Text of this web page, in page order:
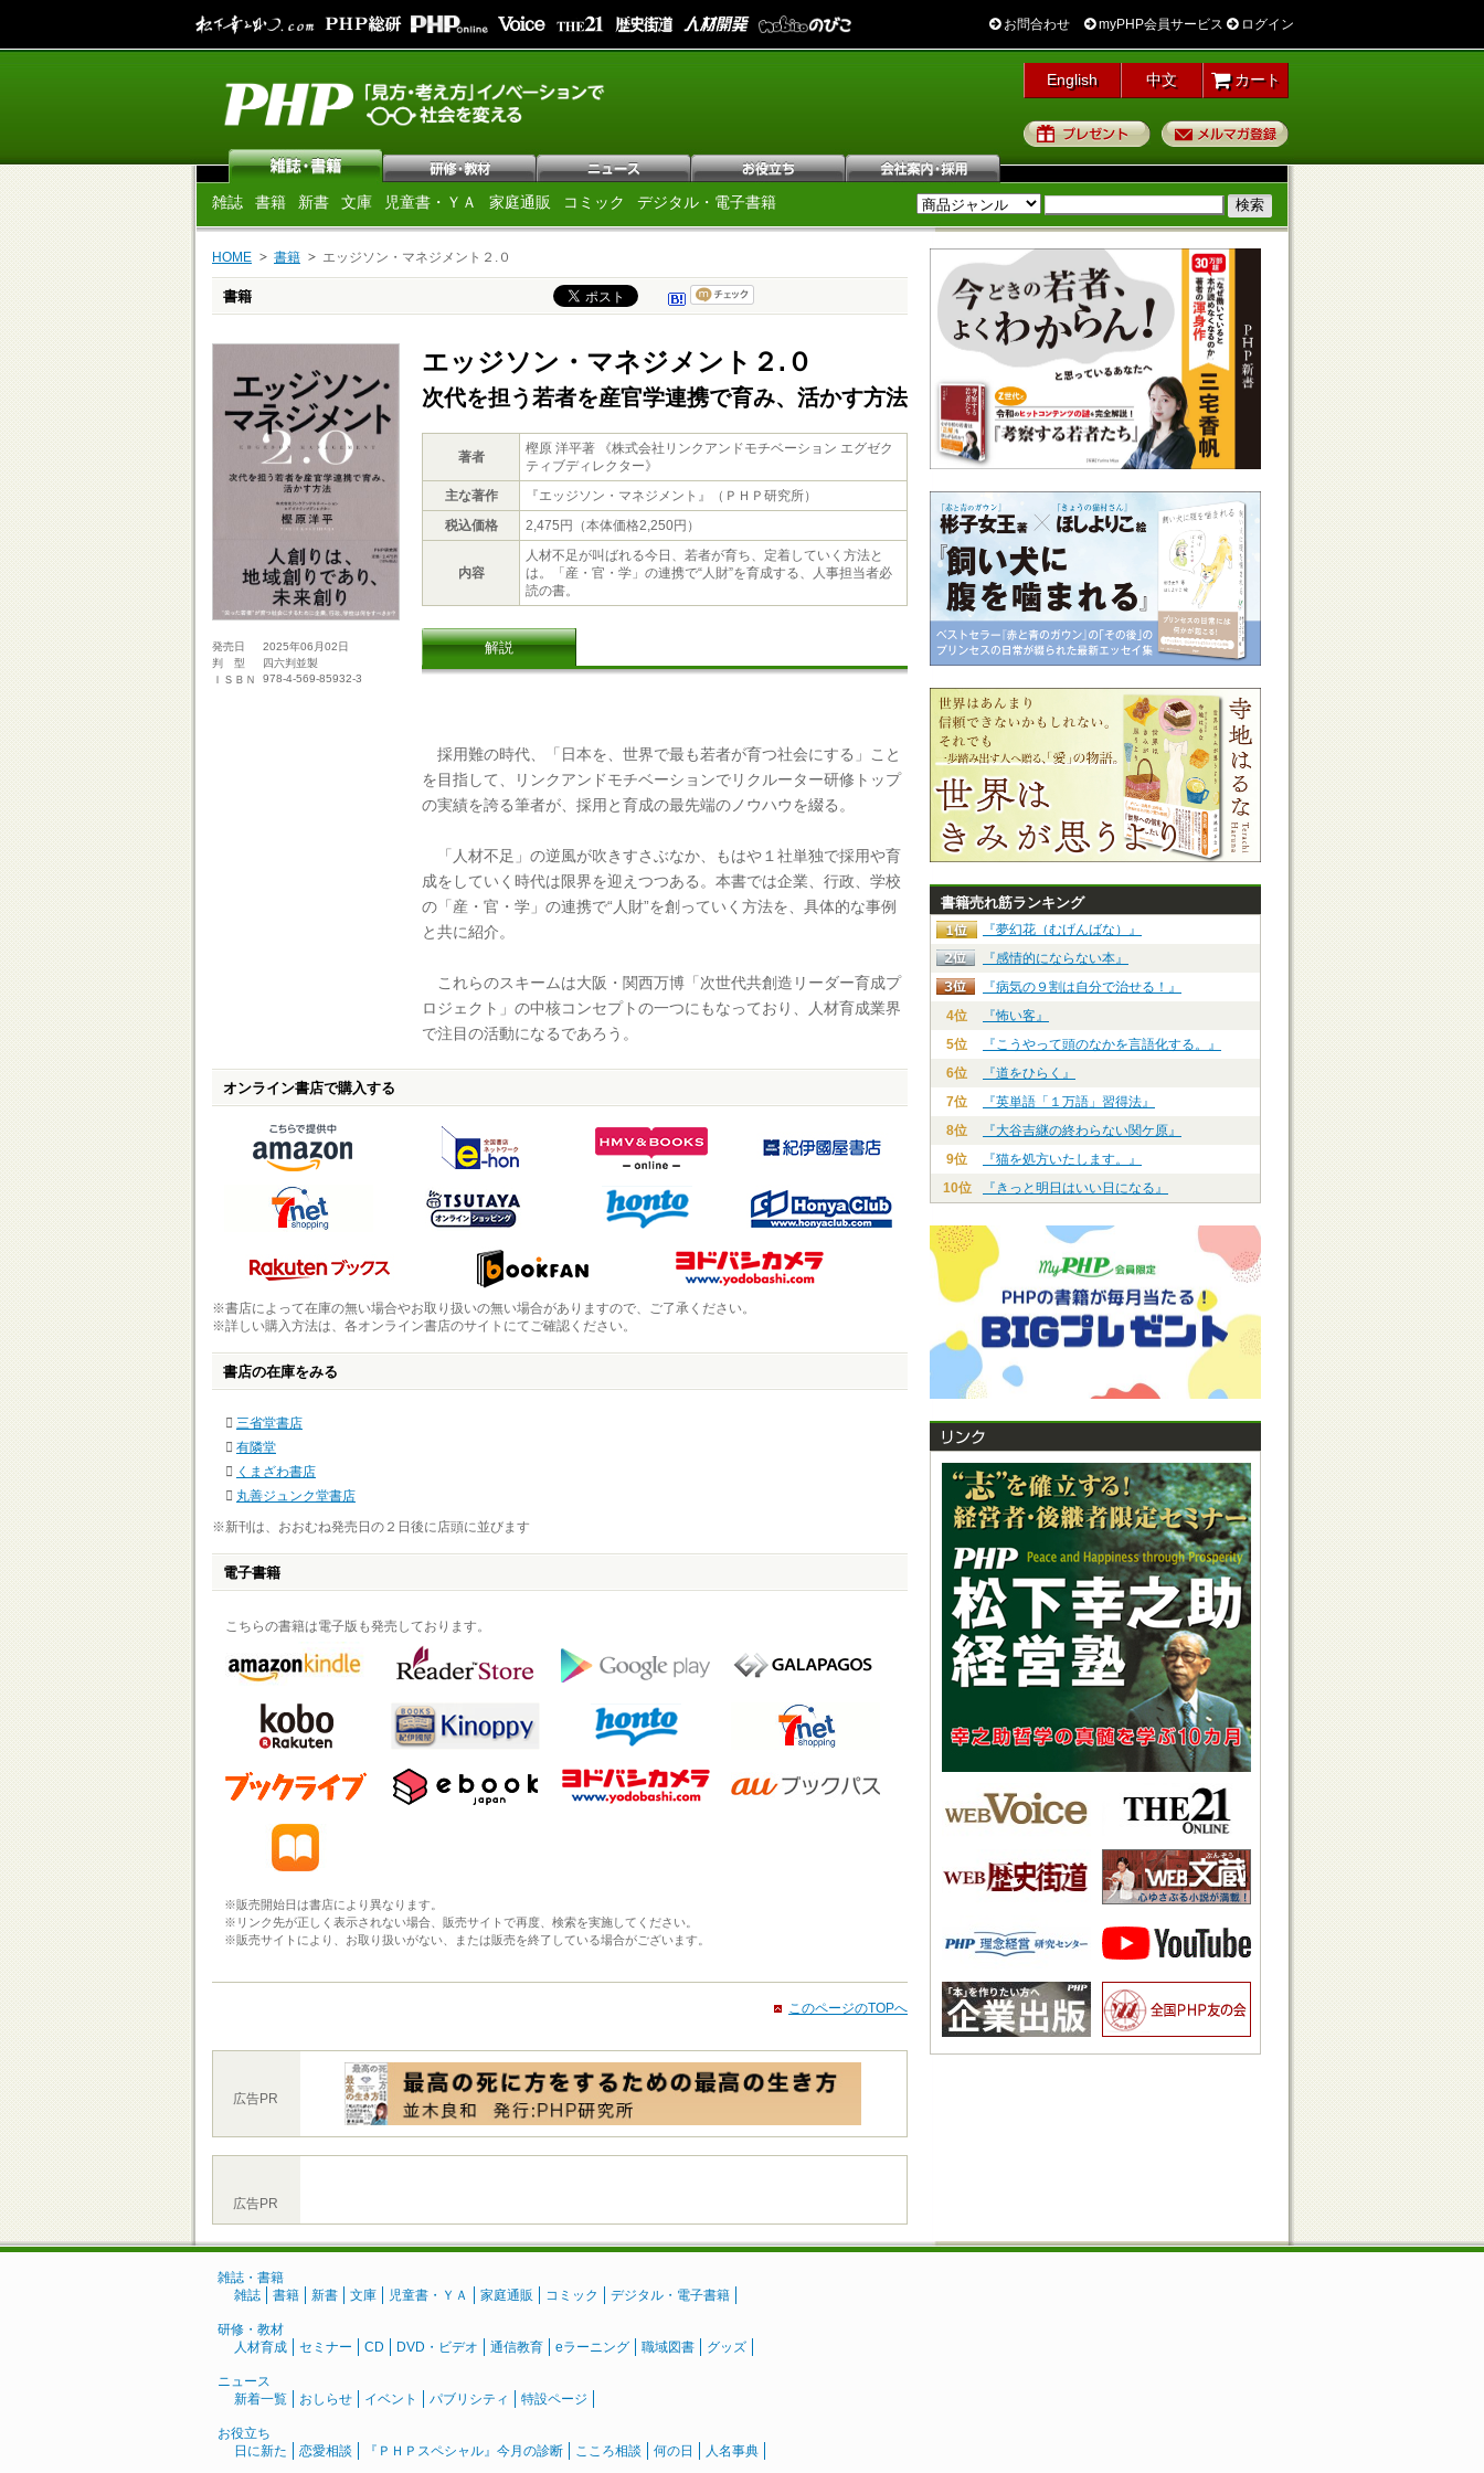
お問合わせ myPHP会員サービス ログイン
English 中文 カート
プレゼント
雑誌 書籍 新書 文庫 児童書・ＹＡ 家庭通販 コミック デジタル・電子書籍
HOME 書籍 エッジソン・マネジメント２.０
書籍
発売日
2025年06月02日
判 型
四六判並製
ＩＳＢＮ
978-4-569-85932-3
エッジソン・マネジメント２.０
次代を担う若者を産官学連携で育み、活かす方法
著者
樫原 洋平著 《株式会社リンクアンドモチベーション エグゼク
ティブディレクター》
主な著作
『エッジソン・マネジメント』（ＰＨＰ研究所）
税込価格
2,475円（本体価格2,250円）
内容
人材不足が叫ばれる今日、若者が育ち、定着していく方法と
は。「産・官・学」の連携で“人財”を育成する、人事担当者必
読の書。
解説
採用難の時代、「日本を、世界で最も若者が育つ社会にする」こと
を目指して、リンクアンドモチベーションでリクルーター研修トップ
の実績を誇る筆者が、採用と育成の最先端のノウハウを綴る。
「人材不足」の逆風が吹きすさぶなか、もはや１社単独で採用や育
成をしていく時代は限界を迎えつつある。本書では企業、行政、学校
の「産・官・学」の連携で“人財”を創っていく方法を、具体的な事例
と共に紹介。
これらのスキームは大阪・関西万博「次世代共創造リーダー育成プ
ロジェクト」の中核コンセプトの一つにもなっており、人材育成業界
で注目の活動になるであろう。
オンライン書店で購入する
※書店によって在庫の無い場合やお取り扱いの無い場合がありますので、ご了承ください。
※詳しい購入方法は、各オンライン書店のサイトにてご確認ください。
書店の在庫をみる
三省堂書店
有隣堂
くまざわ書店
丸善ジュンク堂書店
※新刊は、おおむね発売日の２日後に店頭に並びます
電子書籍
こちらの書籍は電子版も発売しております。
※販売開始日は書店により異なります。
※リンク先が正しく表示されない場合、販売サイトで再度、検索を実施してください。
※販売サイトにより、お取り扱いがない、または販売を終了している場合がございます。
このページのTOPへ
広告PR
広告PR
書籍売れ筋ランキング
『夢幻花（むげんばな）』
『感情的にならない本』
『病気の９割は自分で治せる！』
4位
『怖い客』
5位
『こうやって頭のなかを言語化する。』
6位
『道をひらく』
7位
『英単語「１万語」習得法』
8位
『大谷吉継の終わらない関ケ原』
9位
『猫を処方いたします。』
10位
『きっと明日はいい日になる』
雑誌・書籍
雑誌
書籍 新書 文庫 児童書・ＹＡ 家庭通販 コミック デジタル・電子書籍
研修・教材
人材育成
セミナー CD DVD・ビデオ 通信教育 eラーニング 職域図書 グッズ
ニュース
新着一覧
おしらせ イベント パブリシティ 特設ページ
お役立ち
日に新た
恋愛相談 『ＰＨＰスペシャル』今月の診断 こころ相談 何の日 人名事典